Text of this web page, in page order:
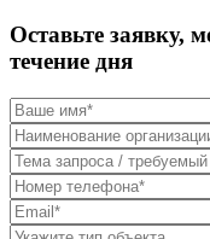
Оставьте заявку,
течение дня